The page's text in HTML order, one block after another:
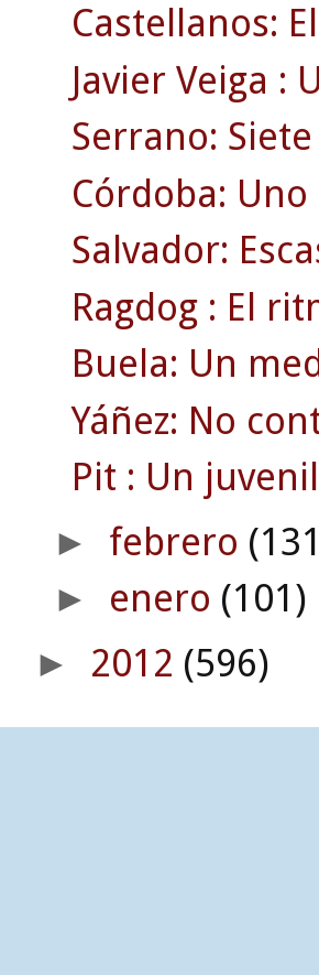
Castellanos:
Javier Veiga :
Serrano:
Córdoba:
Salvador:
Ragdog : El
Buela: Un
Yáñez: No
Pit : Un
► febrero
► enero (101)
► 2012 (596)